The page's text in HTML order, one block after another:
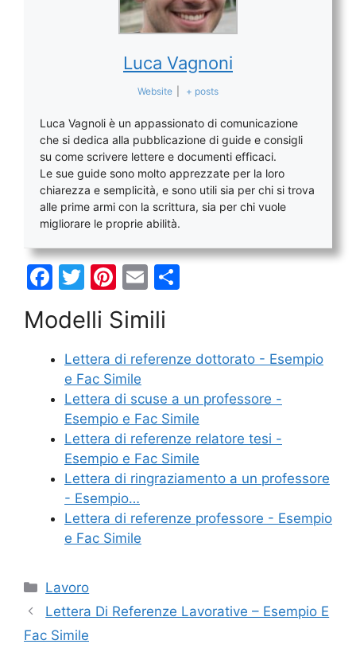
Luca Vagnoni
Website + posts
Luca Vagnoli è un appassionato di comunicazione
che si dedica alla pubblicazione di guide e consigli
su come scrivere lettere e documenti efficaci.
Le sue guide sono molto apprezzate per la loro
chiarezza e semplicità, e sono utili sia per chi si trova
alle prime armi con la scrittura, sia per chi vuole
migliorare le proprie abilità.
F
c
e
b
o
o
k
T
w
itt
er
Pi
nt
er
e
st
E
m
ai
l
di
di
Modelli Simili
Lettera di referenze dottorato - Esempio
e Fac Simile
Lettera di scuse a un professore -
Esempio e Fac Simile
Lettera di referenze relatore tesi -
Esempio e Fac Simile
Lettera di ringraziamento a un professore
- Esempio…
Lettera di referenze professore - Esempio
e Fac Simile
Categorie
Lavoro
Lettera Di Referenze Lavorative – Esempio E
Fac Simile